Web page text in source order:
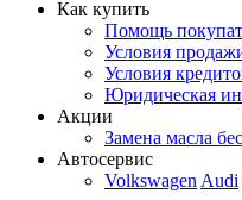
Как купить
Помощь
Условия
Условия
Юридическая
Акции
Замена масла
Автосервис
Volkswagen Audi